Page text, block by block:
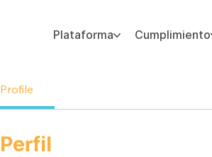
Plataforma Cumplimiento
Profile
Perfil